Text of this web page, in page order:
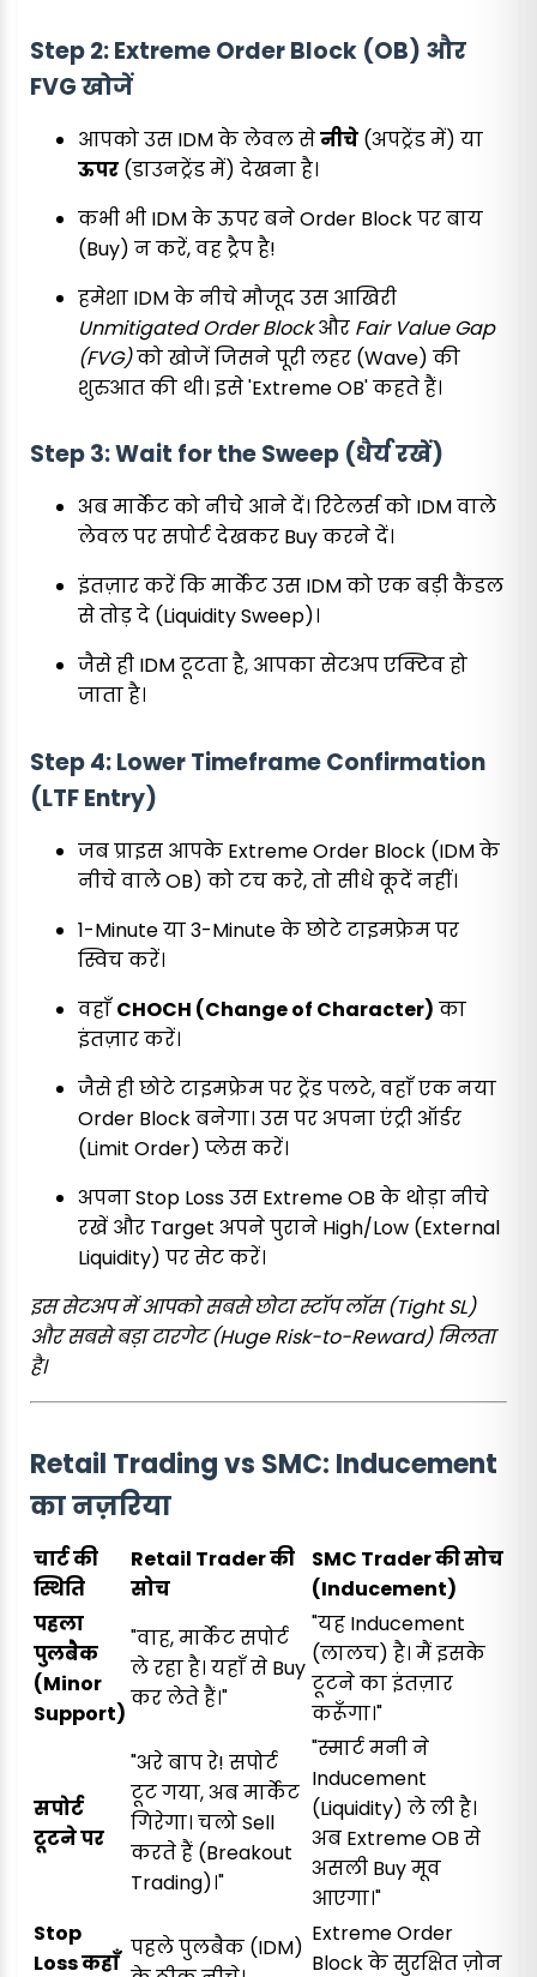
Step 2: Extreme Order Block (OB) और
FVG खोजें
आपको उस IDM के लेवल सेनीचे (अपट्रेंड में) या
ऊपर (डाउनट्रेंड में) देखना है।
कभी भी IDM के ऊपर बने Order Block पर बाय
(Buy) न करें, वह ट्रैप है!
हमेशा IDM के नीचे मौजूद उस आखिरी
Unmitigated Order Blockऔर Fair Value Gap
(FVG)को खोजें जिसने पूरी लहर (Wave) की
शुरुआत की थी। इसे 'Extreme OB' कहते हैं।
Step 3: Wait for the Sweep (धैर्य रखें)
अब मार्केट को नीचे आने दें। रिटेलर्स को IDM वाले
लेवल पर सपोर्ट देखकर Buy करने दें।
इंतज़ार करें कि मार्केट उस IDM को एक बड़ी कैंडल
से तोड़ दे (Liquidity Sweep)।
जैसे ही IDM टूटता है, आपका सेटअप एक्टिव हो
जाता है।
Step 4: Lower Timeframe Confirmation
(LTF Entry)
जब प्राइस आपके Extreme Order Block (IDM के
नीचे वाले OB) को टच करे, तो सीधे कूदें नहीं।
1-Minute या 3-Minute के छोटे टाइमफ्रेम पर
स्विच करें।
वहाँCHOCH (Change of Character) का
इंतज़ार करें।
जैसे ही छोटे टाइमफ्रेम पर ट्रेंड पलटे, वहाँ एक नया
Order Block बनेगा। उस पर अपना एंट्री ऑर्डर
(Limit Order) प्लेस करें।
अपना Stop Loss उस Extreme OB के थोड़ा नीचे
रखें और Target अपने पुराने High/Low (External
Liquidity) पर सेट करें।
इस सेटअप में आपको सबसे छोटा स्टॉप लॉस (Tight SL)
और सबसे बड़ा टारगेट (Huge Risk-to-Reward) मिलता
है।
Retail Trading vs SMC: Inducement
का नज़रिया
चार्ट की
स्थिति
Retail Trader की
सोच
SMC Trader की सोच
(Inducement)
पहला
पुलबैक
(Minor
Support)
"वाह, मार्केट सपोर्ट
ले रहा है। यहाँ से Buy
कर लेते हैं।"
"यह Inducement
(लालच) है। मैं इसके
टूटने का इंतज़ार
करूँगा।"
सपोर्ट
टूटने पर
"अरे बाप रे! सपोर्ट
टूट गया, अब मार्केट
गिरेगा। चलो Sell
करते हैं (Breakout
Trading)।"
"स्मार्ट मनी ने
Inducement
(Liquidity) ले ली है।
अब Extreme OB से
असली Buy मूव
आएगा।"
Stop
Loss कहाँ
पहले पुलबैक (IDM)
Extreme Order
Block के सुरक्षित ज़ोन